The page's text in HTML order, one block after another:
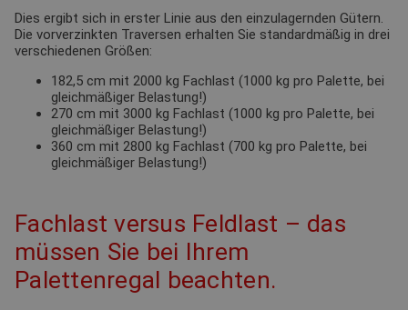
Dies ergibt sich in erster Linie aus den einzulagernden Gütern.
Die vorverzinkten Traversen erhalten Sie standardmäßig in drei
verschiedenen Größen:
182,5 cm mit 2000 kg Fachlast (1000 kg pro Palette, bei
gleichmäßiger Belastung!)
270 cm mit 3000 kg Fachlast (1000 kg pro Palette, bei
gleichmäßiger Belastung!)
360 cm mit 2800 kg Fachlast (700 kg pro Palette, bei
gleichmäßiger Belastung!)
Fachlast versus Feldlast – das
müssen Sie bei Ihrem
Palettenregal beachten.